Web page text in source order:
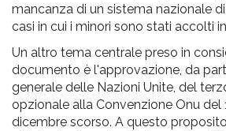
mancanza di un sistema nazionale
casi in cui i minori sono stati accolti
Un altro tema centrale preso in
documento è l'approvazione, da
generale delle Nazioni Unite, del
opzionale alla Convenzione Onu del
dicembre scorso. A questo